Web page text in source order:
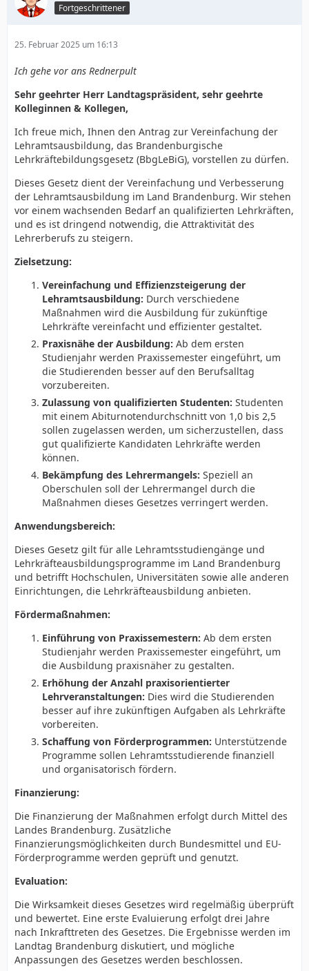
- Gesetz zur Vereinfachung der
Lehramtsausbildung Brandenburgische
Präambel:
Dieses Gesetz dient der Vereinfachung und
Verbesserung der Lehramtsausbildung im Land
Brandenburg, um den wachsenden Bedarf an
Attraktivität des Lehrerberufs zu steigern.
§ 1 Zielsetzung:
Effizienzsteigerung der Lehramtsausbildung im Land
Brandenburg.
(2) Die Ausbildung soll praxisnäher gestaltet werden,
um die zukünftigen Lehrkräfte besser auf ihren
Berufsalltag vorzubereiten.
(3) Studenten die ein Abiturschnitt von 1.0-2.5 haben
sollen zugelassen werden.
(4) Ziel ist es das in den Schulen vorallen den
Oberschulen der Lehrermangel gesenkt wird.
§ 2 Anwendungsbereich:
(1) Dieses Gesetz gilt für alle Lehramtsstudiengänge
und Lehrkräfteausbildungsprogramme im Land
Brandenburg.
(2) Es findet Anwendung auf Hochschulen, Universitäten
und alle anderen Einrichtungen, die
Lehrkräfteausbildung anbieten.
§ 3 Fördermaßnahmen:
(1) Die Lehramtsausbildung wird durch folgende
Maßnahmen gefördert:
a) Einführung von Praxissemestern ab dem ersten
Studienjahr.
b) Erhöhung der Anzahl von praxisorientierten
Lehrveranstaltungen.
c) Schaffung von Förderprogrammen zur Unterstützung
(2) Diese Maßnahmen werden durch Anpassungen der
Paragraphen 5, 8 und 12 des Brandenburgischen
Lehrkräftebildungsgesetzes (BbgLeBiG) umgesetzt.
(1) Die Finanzierung der Maßnahmen erfolgt durch
Mittel des Landes Brandenburg.
(2) Zusätzliche Finanzierungsmöglichkeiten durch
Bundesmittel und EU-Förderprogramme werden
geprüft und genutzt.
(3) Entsprechende Änderungen werden in § 15 des
Brandenburgischen Haushaltsgesetzes vorgenommen.
§ 5 Evaluation:
(1) Die Wirksamkeit dieses Gesetzes wird regelmäßig
überprüft und bewertet.
(2) Eine erste Evaluierung erfolgt drei Jahre nach
Inkrafttreten des Gesetzes.
(3) Die Ergebnisse der Evaluierung werden im Landtag
des Gesetzes beschlossen.
Änderungen im Brandenburgischen
Lehrkräftebildungsgesetz (BbgLeBiG)
§ 5 Zulassung zum Vorbereitungsdienst
Alt: (1) Die Zulassung zum Vorbereitungsdienst erfolgt
auf Antrag und setzt den erfolgreichen Abschluss des
Lehramtsstudiums voraus.
Fortgeschrittener
25. Februar 2025 um 16:13
Ich gehe vor ans Rednerpult
Sehr geehrter Herr Landtagspräsident, sehr geehrte
Kolleginnen & Kollegen,
Ich freue mich, Ihnen den Antrag zur Vereinfachung der
Lehramtsausbildung, das Brandenburgische
Lehrkräftebildungsgesetz (BbgLeBiG), vorstellen zu dürfen.
Dieses Gesetz dient der Vereinfachung und Verbesserung
der Lehramtsausbildung im Land Brandenburg. Wir stehen
vor einem wachsenden Bedarf an qualifizierten Lehrkräften,
und es ist dringend notwendig, die Attraktivität des
Lehrerberufs zu steigern.
Zielsetzung:
Vereinfachung und Effizienzsteigerung der
Lehramtsausbildung: Durch verschiedene
Maßnahmen wird die Ausbildung für zukünftige
Lehrkräfte vereinfacht und effizienter gestaltet.
Praxisnähe der Ausbildung: Ab dem ersten
Studienjahr werden Praxissemester eingeführt, um
die Studierenden besser auf den Berufsalltag
vorzubereiten.
Zulassung von qualifizierten Studenten: Studenten
mit einem Abiturnotendurchschnitt von 1,0 bis 2,5
sollen zugelassen werden, um sicherzustellen, dass
gut qualifizierte Kandidaten Lehrkräfte werden
können.
Bekämpfung des Lehrermangels: Speziell an
Oberschulen soll der Lehrermangel durch die
Maßnahmen dieses Gesetzes verringert werden.
Anwendungsbereich:
Dieses Gesetz gilt für alle Lehramtsstudiengänge und
Lehrkräfteausbildungsprogramme im Land Brandenburg
und betrifft Hochschulen, Universitäten sowie alle anderen
Einrichtungen, die Lehrkräfteausbildung anbieten.
Fördermaßnahmen:
Einführung von Praxissemestern: Ab dem ersten
Studienjahr werden Praxissemester eingeführt, um
die Ausbildung praxisnäher zu gestalten.
Erhöhung der Anzahl praxisorientierter
Lehrveranstaltungen: Dies wird die Studierenden
besser auf ihre zukünftigen Aufgaben als Lehrkräfte
vorbereiten.
Schaffung von Förderprogrammen: Unterstützende
Programme sollen Lehramtsstudierende finanziell
und organisatorisch fördern.
Finanzierung:
Die Finanzierung der Maßnahmen erfolgt durch Mittel des
Landes Brandenburg. Zusätzliche
Finanzierungsmöglichkeiten durch Bundesmittel und EU-
Förderprogramme werden geprüft und genutzt.
Evaluation:
Die Wirksamkeit dieses Gesetzes wird regelmäßig überprüft
und bewertet. Eine erste Evaluierung erfolgt drei Jahre
nach Inkrafttreten des Gesetzes. Die Ergebnisse werden im
Landtag Brandenburg diskutiert, und mögliche
Anpassungen des Gesetzes werden beschlossen.